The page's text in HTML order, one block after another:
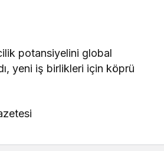
potansiyelini global
yeni iş birlikleri için köprü